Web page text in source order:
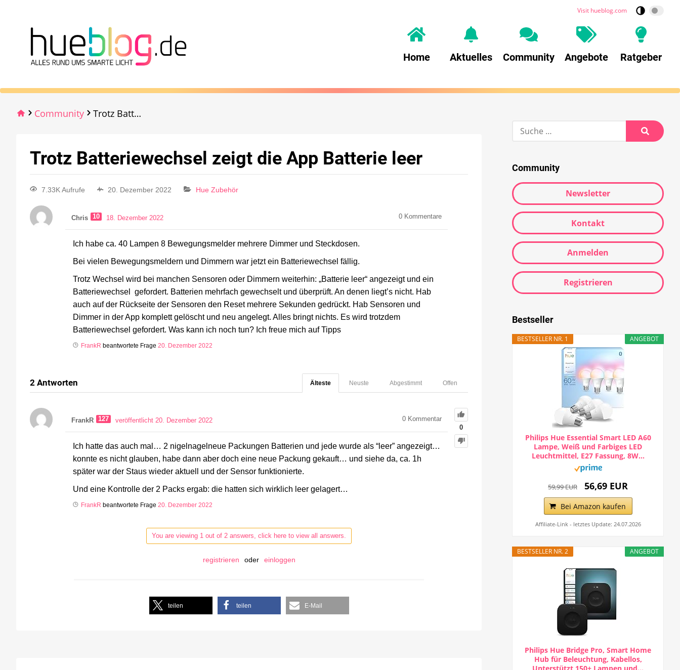
Visit hueblog.com
Home Aktuelles Community Angebote Ratgeber
Community Trotz Batteriewechsel zeigt die App Batterie leer
Trotz Batteriewechsel zeigt die App Batterie leer
7.33K Aufrufe 20. Dezember 2022 Hue Zubehör
Chris 10 18. Dezember 2022 0 Kommentare
Ich habe ca. 40 Lampen 8 Bewegungsmelder mehrere Dimmer und Steckdosen.
Bei vielen Bewegungsmeldern und Dimmern war jetzt ein Batteriewechsel fällig.
Trotz Wechsel wird bei manchen Sensoren oder Dimmern weiterhin: „Batterie leer“ angezeigt und ein
Batteriewechsel gefordert. Batterien mehrfach gewechselt und überprüft. An denen liegt’s nicht. Hab
auch auf der Rückseite der Sensoren den Reset mehrere Sekunden gedrückt. Hab Sensoren und
Dimmer in der App komplett gelöscht und neu angelegt. Alles bringt nichts. Es wird trotzdem
Batteriewechsel gefordert. Was kann ich noch tun? Ich freue mich auf Tipps
FrankR beantwortete Frage 20. Dezember 2022
2 Antworten Offen
Abgestimmt
Neuste
Älteste
0
FrankR 127 veröffentlicht 20. Dezember 2022 0 Kommentar
Ich hatte das auch mal… 2 nigelnagelneue Packungen Batterien und jede wurde als “leer” angezeigt…
konnte es nicht glauben, habe dann aber doch eine neue Packung gekauft… und siehe da, ca. 1h
später war der Staus wieder aktuell und der Sensor funktionierte.
Und eine Kontrolle der 2 Packs ergab: die hatten sich wirklich leer gelagert…
FrankR beantwortete Frage 20. Dezember 2022
You are viewing 1 out of 2 answers, click here to view all answers.
registrieren oder einloggen
teilen teilen E-Mail
Community
Newsletter
Kontakt
Anmelden
Registrieren
Bestseller
ANGEBOT
BESTSELLER NR. 1
Philips Hue Essential Smart LED A60
Lampe, Weiß und Farbiges LED
Leuchtmittel, E27 Fassung, 8W...
59,99 EUR 56,69 EUR
Bei Amazon kaufen
Affiliate-Link - letztes Update: 24.07.2026
ANGEBOT
BESTSELLER NR. 2
Philips Hue Bridge Pro, Smart Home
Hub für Beleuchtung, Kabellos,